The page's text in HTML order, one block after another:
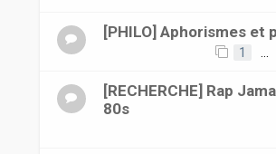
[PHILO] Aphorismes et
1
[RECHERCHE] Rap
80s